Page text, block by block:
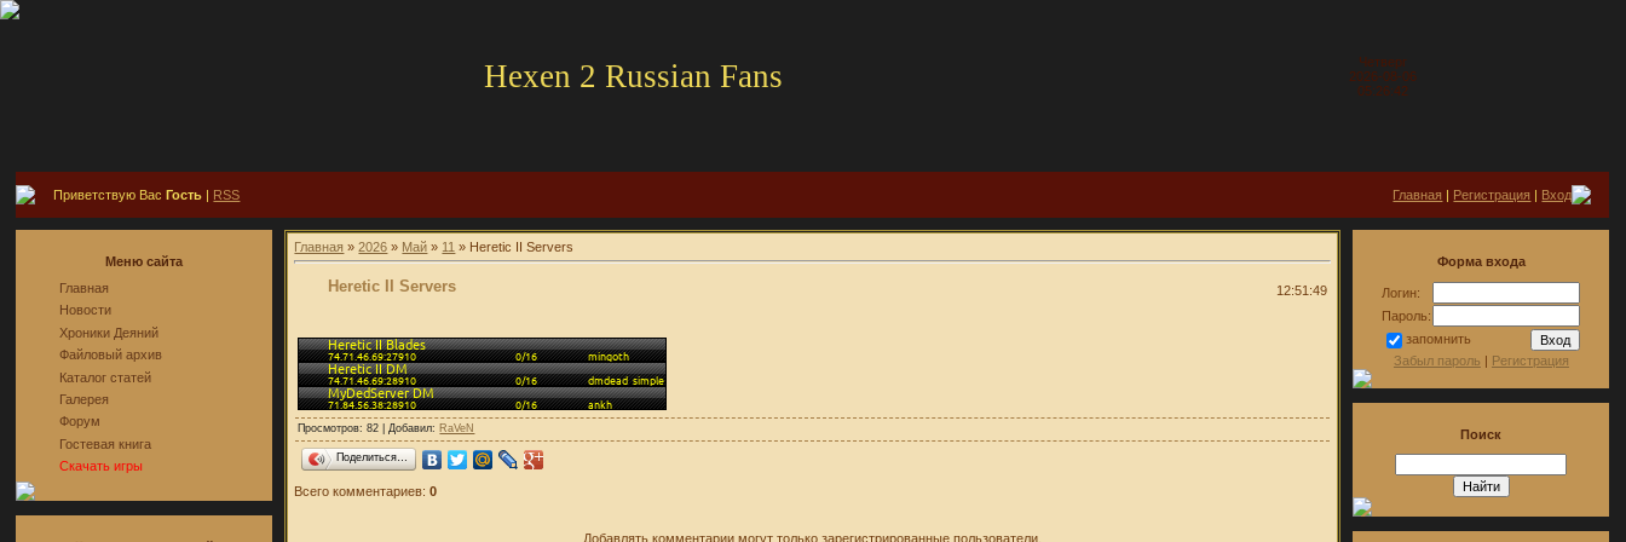
Hexen 2 Russian Fans
Четверг
2026-08-06
05:26:42
Приветствую ВасГость | RSS Главная | Регистрация | Вход
Меню сайта
Главная
Новости
Хроники Деяний
Файловый архив
Каталог статей
Галерея
Форум
Гостевая книга
Скачать игры
Главная »2026 » Май » 11 » Heretic II Servers
Heretic II Servers 12:51:49
Просмотров: 82 | Добавил: RaVeN
Поделиться…
Всего комментариев:0
Добавлять комментарии могут только зарегистрированные пользователи.
Форма входа
Логин:
Пароль:
запомнить
Забыл пароль | Регистрация
Поиск